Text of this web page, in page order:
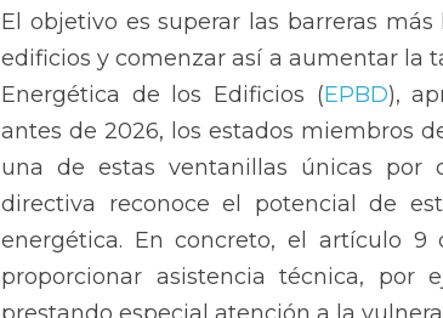
El objetivo es superar las barreras
edificios y comenzar así a aumentar la
Energética de los Edificios (EPBD),
antes de 2026, los estados miembros
una de estas ventanillas únicas por
directiva reconoce el potencial de
energética. En concreto, el artículo
proporcionar asistencia técnica, por